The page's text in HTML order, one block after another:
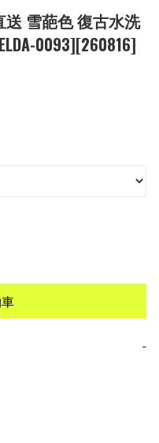
送 雪葩色 復古水洗
0093][260816]
−